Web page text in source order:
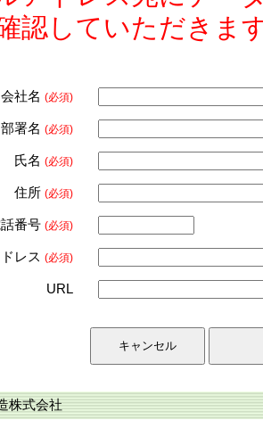
認していただきま
会社名 (必須)
部署名 (必須)
氏名 (必須)
住所 (必須)
番号 (必須)
レス (必須)
URL
株式会社